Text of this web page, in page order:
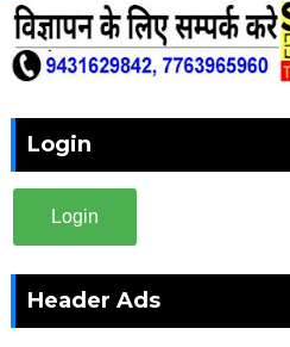
Login
Login
Header Ads